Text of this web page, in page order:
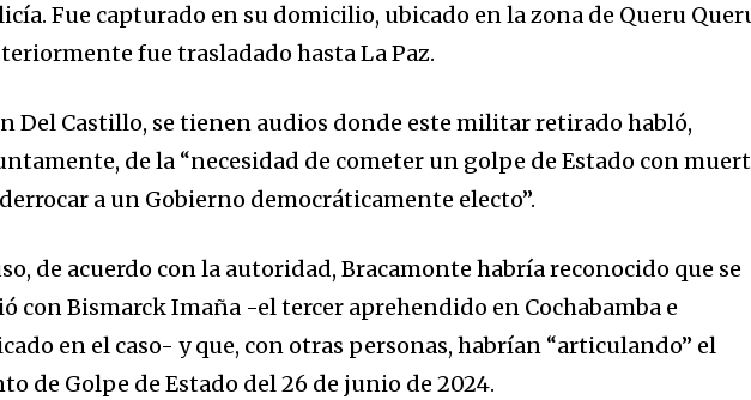
our community of
and be part
simply enter your email address on our website or click
button below. Don't worry, we respect your privacy and
your inbox. Your information is safe with us.
I've read and
Fue capturado en su domicilio, ubicado en la zona de Queru
fue trasladado hasta La Paz.
Del Castillo, se tienen audios donde este militar retirado habló,
de la “necesidad de cometer un golpe de Estado con
a un Gobierno democráticamente electo”.
de acuerdo con la autoridad, Bracamonte habría reconocido que se
con Bismarck Imaña -el tercer aprehendido en Cochabamba e
en el caso- y que, con otras personas, habrían “articulando” el
de Golpe de Estado del 26 de junio de 2024.